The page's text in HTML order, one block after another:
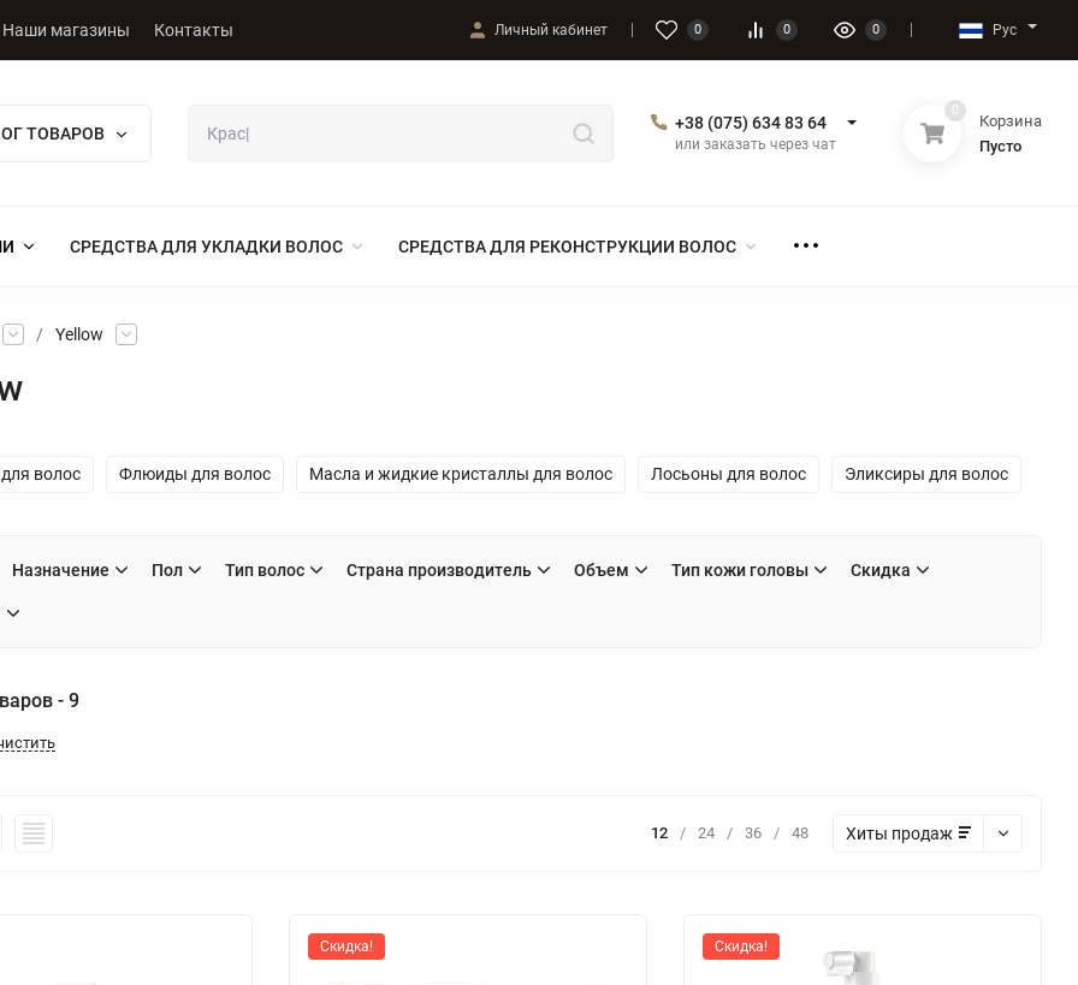
Наши магазины Контакты Личный кабинет 0 0 0 Рус
ТОВАРОВ
+38 (075) 634 83 64
или заказать через чат
0
Корзина
Пусто
СРЕДСТВА ДЛЯ УКЛАДКИ ВОЛОС СРЕДСТВА ДЛЯ РЕКОНСТРУКЦИИ ВОЛОС
/ Yellow
волос Флюиды для волос Масла и жидкие кристаллы для волос Лосьоны для волос Эликсиры для волос
Назначение Пол Тип волос Страна производитель Объем Тип кожи головы Скидка
- 9
12 / 24 / 36 / 48 Хиты продаж
Скидка! Скидка!